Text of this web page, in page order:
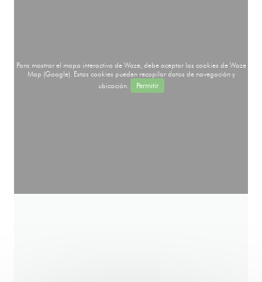
Para mostrar el mapa interactivo de Waze, debe aceptar las cookies de Waze
Map (Google). Estas cookies pueden recopilar datos de navegación y
ubicación.
Permitir